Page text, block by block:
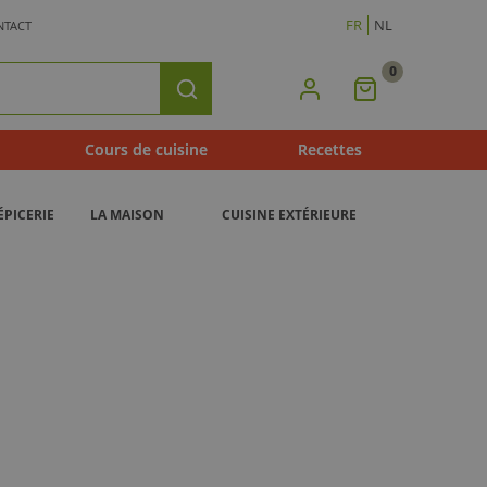
FR NL
Rechercher Mon
0
Cours de cuisine Recettes
LA MAISON CUISINE EXTÉRIEURE